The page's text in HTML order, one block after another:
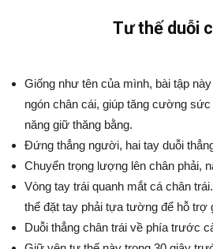
Tư thế duỗi
Giống như tên của mình, bài tập
ngón chân cái, giúp tăng cường
năng giữ thăng bằng.
Đứng thẳng người, hai tay duỗi
Chuyển trọng lượng lên chân phải,
Vòng tay trái quanh mắt cá chân
thể đặt tay phải tựa tường để hỗ trợ
Duỗi thẳng chân trái về phía trước